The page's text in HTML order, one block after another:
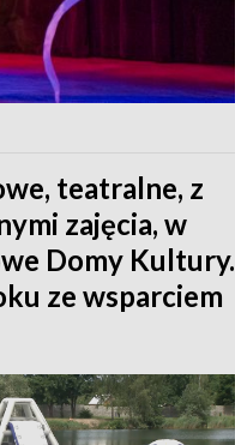
teatralne, z
zajęcia, w
Domy Kultury.
ze wsparciem